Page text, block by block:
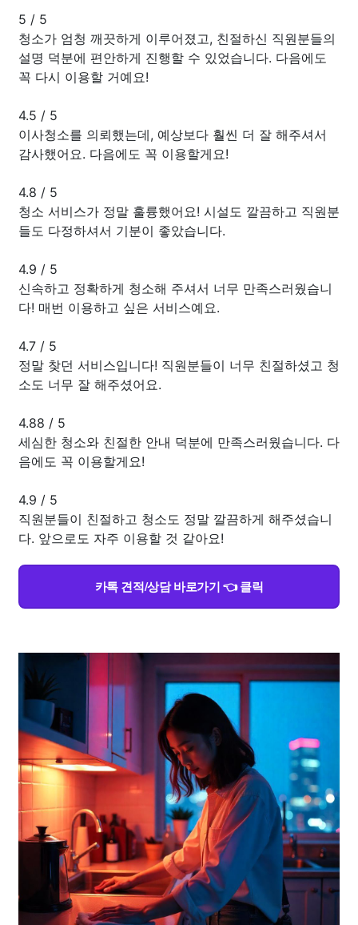
5 / 5
청소가 엄청 깨끗하게 이루어졌고, 친절하신 직원분들의
설명 덕분에 편안하게 진행할 수 있었습니다. 다음에도
꼭 다시 이용할 거예요!
4.5 / 5
이사청소를 의뢰했는데, 예상보다 훨씬 더 잘 해주셔서
감사했어요. 다음에도 꼭 이용할게요!
4.8 / 5
청소 서비스가 정말 훌륭했어요! 시설도 깔끔하고 직원분
들도 다정하셔서 기분이 좋았습니다.
4.9 / 5
신속하고 정확하게 청소해 주셔서 너무 만족스러웠습니
다! 매번 이용하고 싶은 서비스예요.
4.7 / 5
정말 찾던 서비스입니다! 직원분들이 너무 친절하셨고 청
소도 너무 잘 해주셨어요.
4.88 / 5
세심한 청소와 친절한 안내 덕분에 만족스러웠습니다. 다
음에도 꼭 이용할게요!
4.9 / 5
직원분들이 친절하고 청소도 정말 깔끔하게 해주셨습니
다. 앞으로도 자주 이용할 것 같아요!
카톡 견적/상담 바로가기 👈 클릭